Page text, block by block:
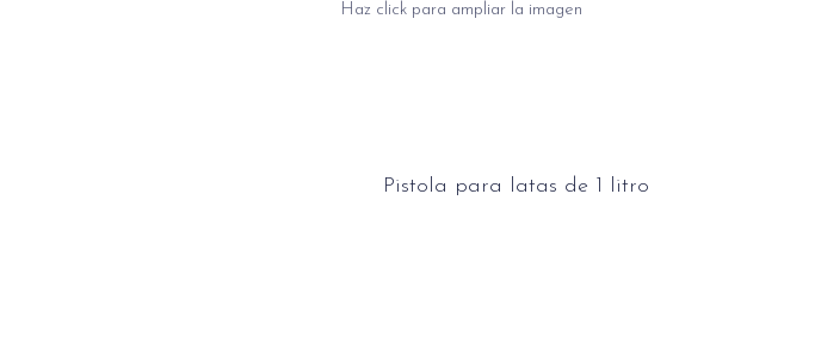
Haz click para ampliar la imagen
Pistola para latas de 1 litro